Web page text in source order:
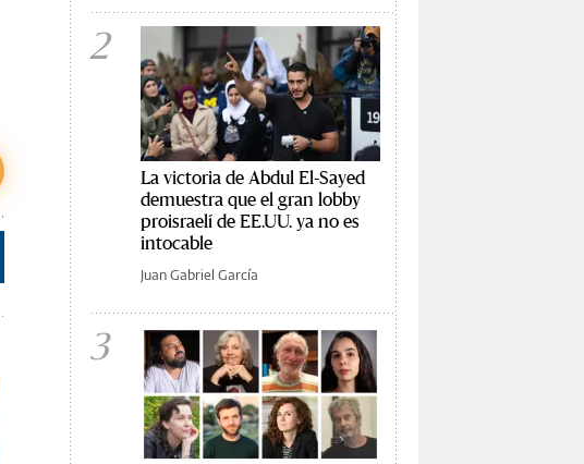
2
La victoria de Abdul El-Sayed
demuestra que el gran lobby
proisraelí de EE.UU. ya no es
intocable
Juan Gabriel García
3